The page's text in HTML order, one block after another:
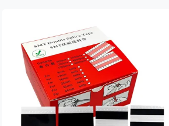
toughness Process:one-time injection
molding Color:Black (color can be
customized) Feature: 1. Nontoxic to human
body 2.